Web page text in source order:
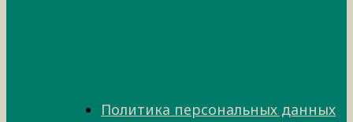
Политика персональных данных